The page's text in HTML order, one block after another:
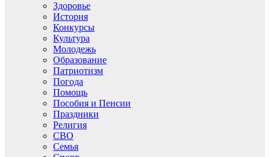
Здоровье
История
Конкурсы
Культура
Молодежь
Образование
Патриотизм
Погода
Помощь
Пособия и Пенсии
Праздники
Религия
СВО
Семья